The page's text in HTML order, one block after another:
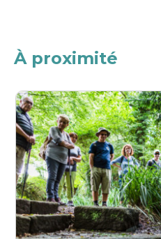
À proximité